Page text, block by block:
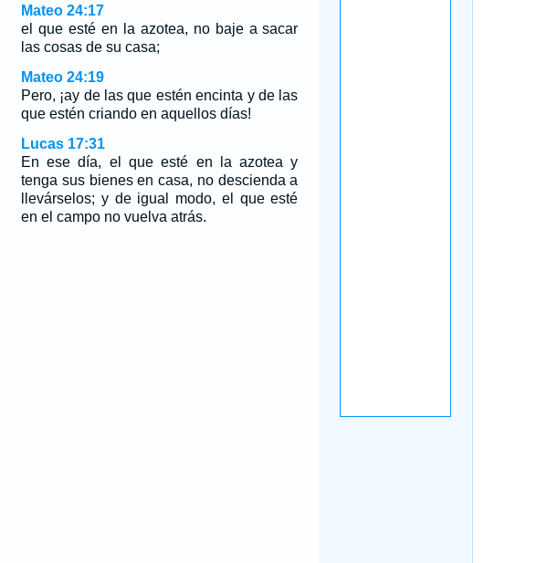
Mateo 24:17
el que esté en la azotea, no baje a sacar
las cosas de su casa;
Mateo 24:19
Pero, ¡ay de las que estén encinta y de las
que estén criando en aquellos días!
Lucas 17:31
En ese día, el que esté en la azotea y
tenga sus bienes en casa, no descienda a
llevárselos; y de igual modo, el que esté
en el campo no vuelva atrás.